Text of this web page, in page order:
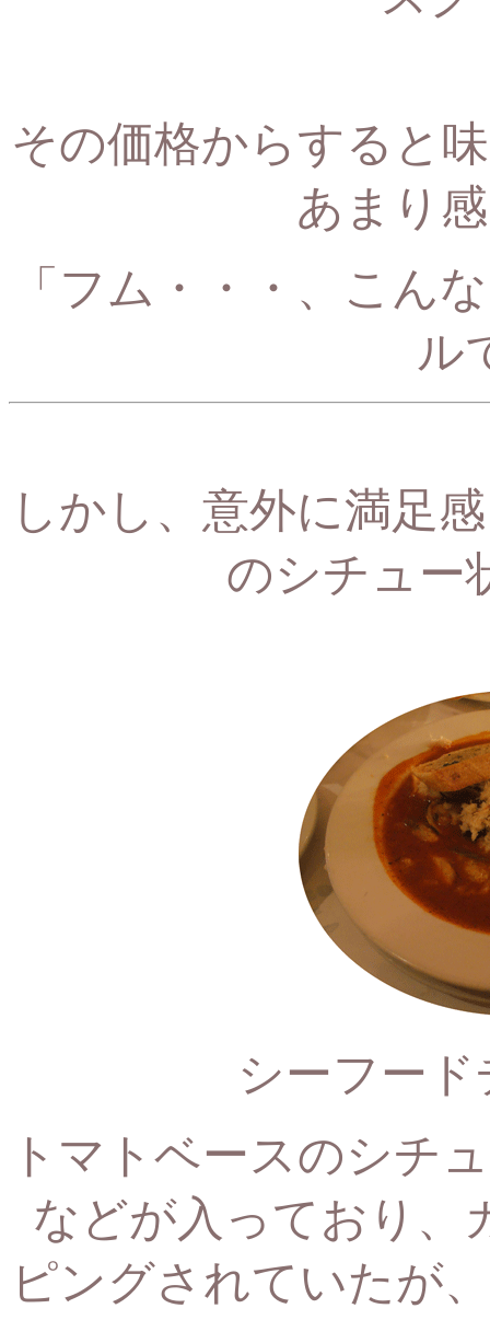
その価格からすると
あまり
「フム・・・、こん
ル
しかし、意外に満足
のシチュー
シーフー
トマトベースのシチ
などが入っており、
ピングされていたが、